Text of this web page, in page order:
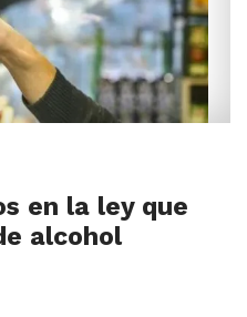
en la ley que
alcohol